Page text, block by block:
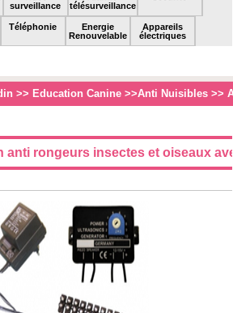
surveillance
télésurveillance
Téléphonie
Energie
Renouvelable
Appareils
électriques
>> Education Canine>>Anti Nuisibles>>
anti rongeurs insectes et oiseaux